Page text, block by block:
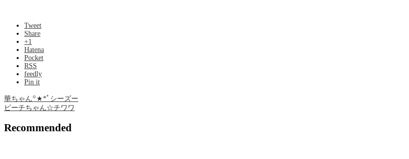
Tweet
Share
+1
Hatena
Pocket
RSS
feedly
Pin it
華ちゃん꙳★*ﾟシーズー
ピーチちゃん☆チワワ
Recommended